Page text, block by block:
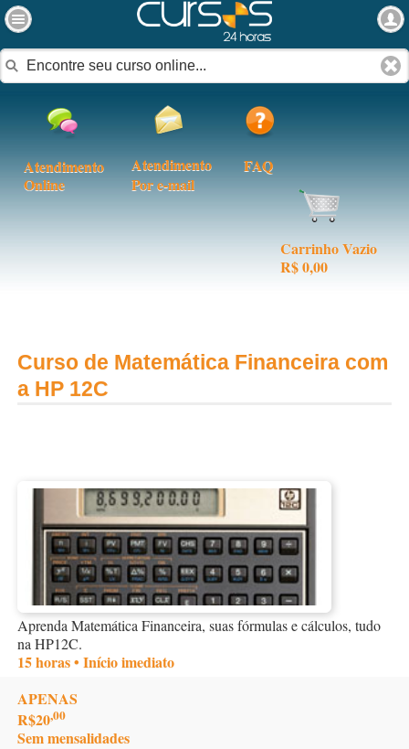
Atendimento
Online
Atendimento
Por e-mail
FAQ
Carrinho Vazio
R$ 0,00
Curso de Matemática Financeira com
a HP 12C
Aprenda Matemática Financeira, suas fórmulas e cálculos, tudo
na HP12C.
15 horas • Início imediato
APENAS
R$20,00
Sem mensalidades